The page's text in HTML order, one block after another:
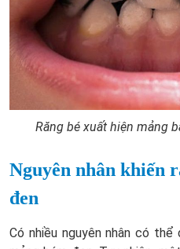
Răng bé xuất hiện mảng
Nguyên nhân khiến
đen
Có nhiều nguyên nhân có